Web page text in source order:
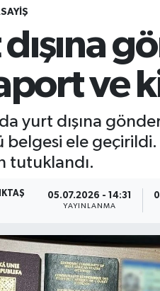
ve
yurt dışına
belgesi ele
tutuklandı.
05.07.2026 - 14:31
YAYINLANMA
izle